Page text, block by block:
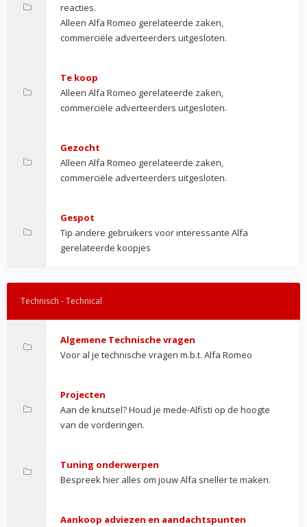
reacties.
Alleen Alfa Romeo gerelateerde zaken,
commerciële adverteerders uitgesloten.
Te koop
Alleen Alfa Romeo gerelateerde zaken,
commerciële adverteerders uitgesloten.
Gezocht
Alleen Alfa Romeo gerelateerde zaken,
commerciële adverteerders uitgesloten.
Gespot
Tip andere gebruikers voor interessante Alfa
gerelateerde koopjes
Technisch - Technical
Algemene Technische vragen
Voor al je technische vragen m.b.t. Alfa Romeo
Projecten
Aan de knutsel? Houd je mede-Alfisti op de hoogte
van de vorderingen.
Tuning onderwerpen
Bespreek hier alles om jouw Alfa sneller te maken.
Aankoop adviezen en aandachtspunten